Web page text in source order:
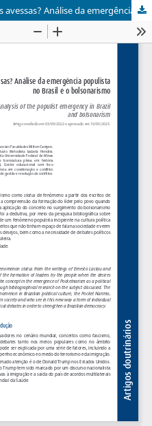
Neopopulismo ou populismo às avessas? Análise da emergência populista no Brasil e o bolsonarismo